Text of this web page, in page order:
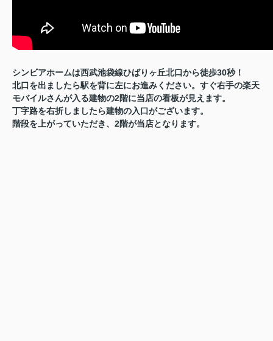
シンビアホームは西武池袋線ひばりヶ丘北口から徒歩30秒！
北口を出ましたら駅を背に左にお進みください。すぐ右手の楽天
モバイルさんが入る建物の2階に当店の看板が見えます。
丁字路を右折しましたら建物の入口がございます。
階段を上がっていただき、2階が当店となります。